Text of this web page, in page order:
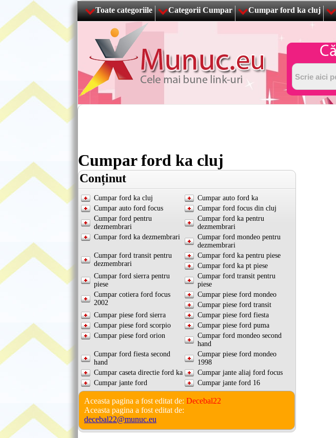
Toate categoriile Categorii Cumpar Cumpar ford ka cluj
Cumpar ford ka cluj
Conținut
Cumpar ford ka cluj
Cumpar auto ford ka
Cumpar auto ford focus
Cumpar ford focus din cluj
Cumpar ford pentru
dezmembrari
Cumpar ford ka pentru
dezmembrari
Cumpar ford ka dezmembrari
Cumpar ford mondeo pentru
dezmembrari
Cumpar ford transit pentru
dezmembrari
Cumpar ford ka pentru piese
Cumpar ford ka pt piese
Cumpar ford sierra pentru
piese
Cumpar ford transit pentru
piese
Cumpar cotiera ford focus
2002
Cumpar piese ford mondeo
Cumpar piese ford transit
Cumpar piese ford sierra
Cumpar piese ford fiesta
Cumpar piese ford scorpio
Cumpar piese ford puma
Cumpar piese ford orion
Cumpar ford mondeo second
hand
Cumpar ford fiesta second
hand
Cumpar piese ford mondeo
1998
Cumpar caseta directie ford ka
Cumpar jante aliaj ford focus
Cumpar jante ford
Cumpar jante ford 16
Aceasta pagina a fost editat de: Decebal22
Aceasta pagina a fost editat de:
decebal22@munuc.eu